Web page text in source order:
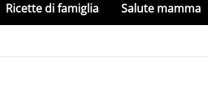
Ricette di famiglia Salute mamma